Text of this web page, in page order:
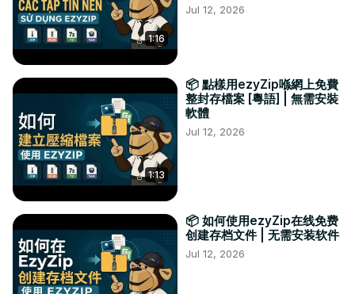
1:16
Jul 12, 2026
1:13
📦 點樣用ezyZip喺網上免費
整封存檔案 [粵語] | 無需安裝
軟體
Jul 12, 2026
📦 如何使用ezyZip在线免费
创建存档文件 | 无需安装软件
Jul 12, 2026